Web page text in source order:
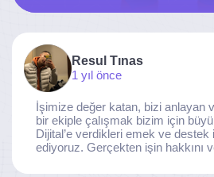
Resul Tınas
1 yıl önce
İşimize değer katan, bizi anlayan
bir ekiple çalışmak bizim için
Dijital’e verdikleri emek ve
ediyoruz. Gerçekten işin hakkını